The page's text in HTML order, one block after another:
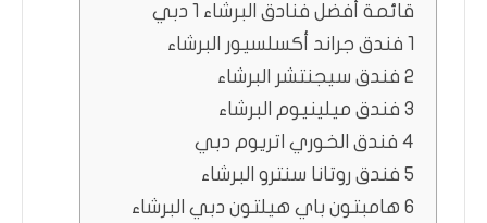
قائمة أفضل فنادق البرشاء 1 دبي
1 فندق جراند أكسلسيور البرشاء
2 فندق سيجنتشر البرشاء
3 فندق ميلينيوم البرشاء
4 فندق الخوري اتريوم دبي
5 فندق روتانا سنترو البرشاء
6 هامبتون باي هيلتون دبي البرشاء